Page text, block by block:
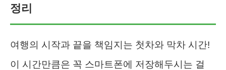
정리
여행의 시작과 끝을 책임지는 첫차와 막차 시간!
이 시간만큼은 꼭 스마트폰에 저장해두시는 걸